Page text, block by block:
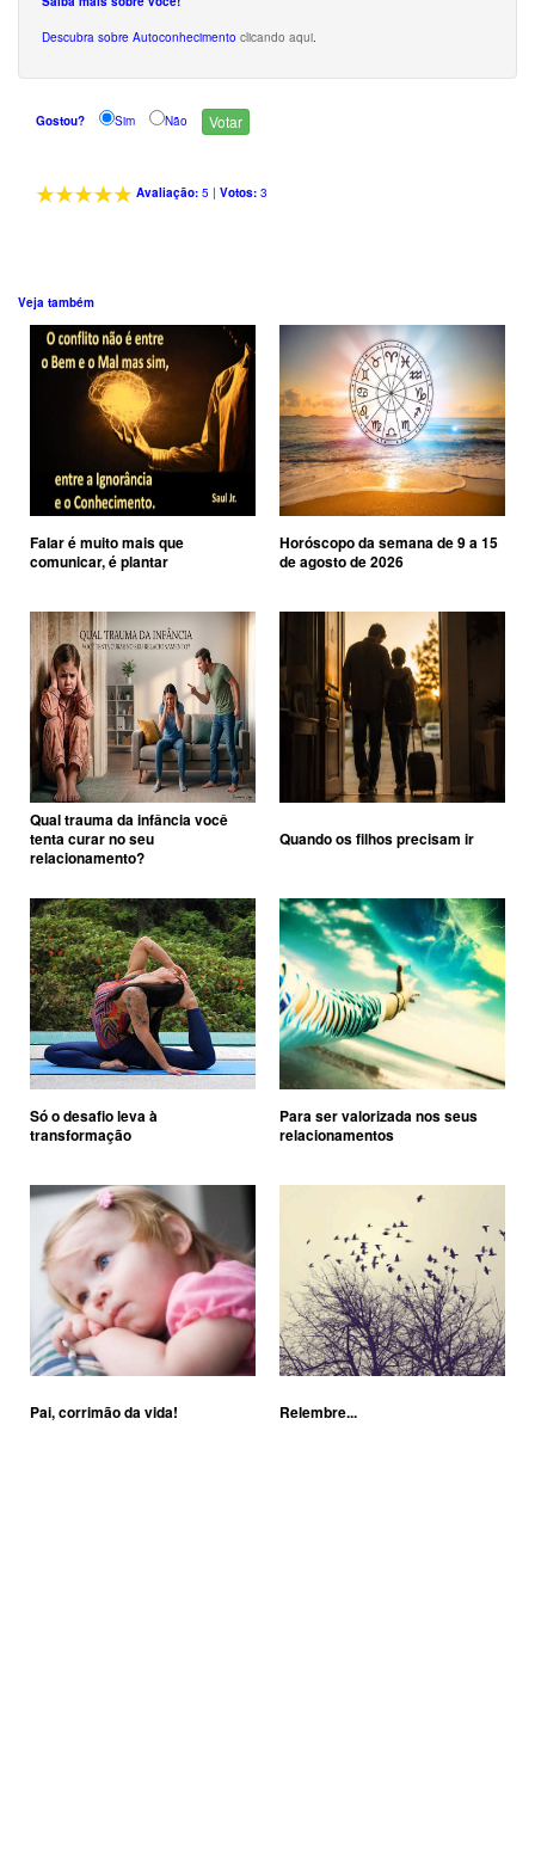
Descubra sobre Autoconhecimento clicando aqui.
Gostou? Sim Não
Avaliação:5 | Votos:3
Veja também
Falar é muito mais que
comunicar, é plantar
Horóscopo da semana de 9 a 15
de agosto de 2026
Qual trauma da infância você
tenta curar no seu
relacionamento?
Quando os filhos precisam ir
Só o desafio leva à
transformação
Para ser valorizada nos seus
relacionamentos
Pai, corrimão da vida! Relembre...